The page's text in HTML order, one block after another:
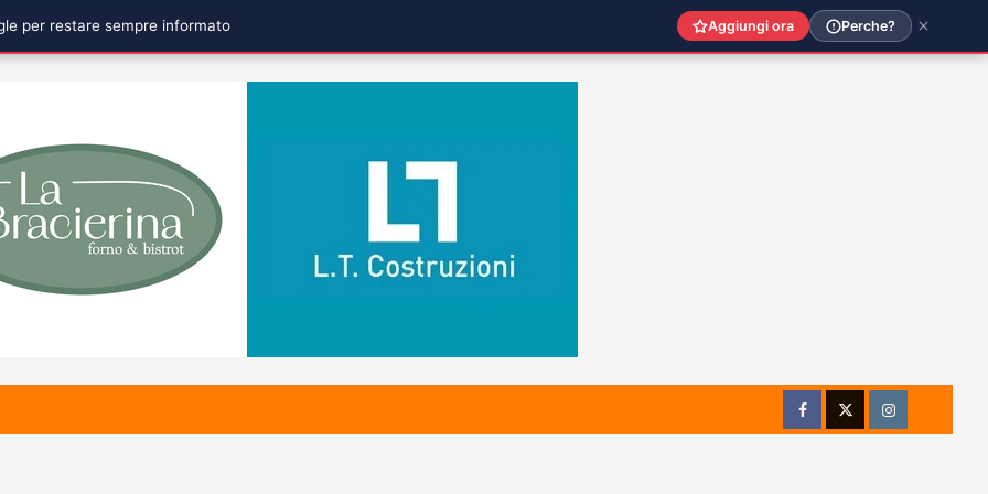
FacebookTwitterInstagram
per restare sempre informato Aggiungi ora Perche?